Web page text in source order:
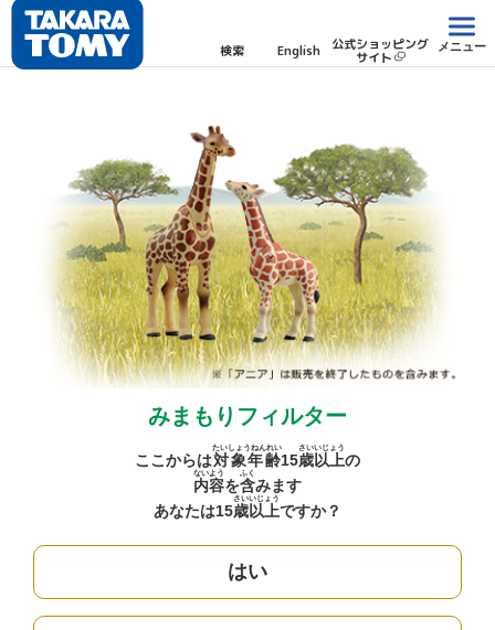
検索 English 公式ショッピング
サイト
メニュー
みまもりフィルター
ここからは対象年齢
たいしょうねんれい
15歳
さい
以上
いじょう
の
内容
ないよう
を含
ふく
みます
あなたは15歳
さい
以上
いじょう
ですか？
はい